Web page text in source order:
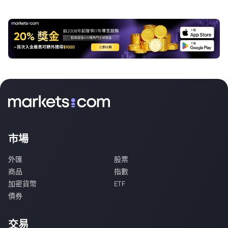
市場
外匯
股票
商品
指數
加密貨幣
ETF
債券
交易